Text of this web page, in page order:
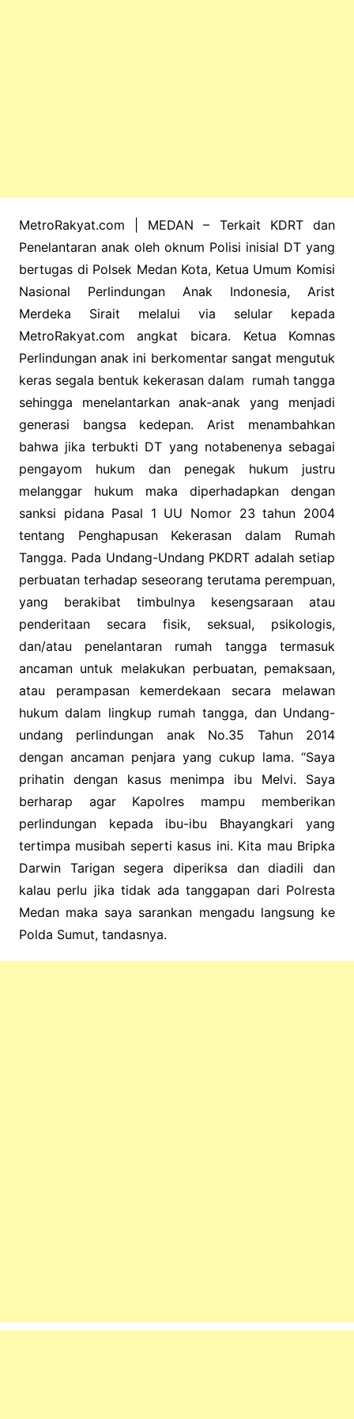
MetroRakyat.com | MEDAN – Terkait KDRT dan
Penelantaran anak oleh oknum Polisi inisial DT yang
bertugas di Polsek Medan Kota, Ketua Umum Komisi
Nasional Perlindungan Anak Indonesia, Arist
Merdeka Sirait melalui via selular kepada
MetroRakyat.com angkat bicara. Ketua Komnas
Perlindungan anak ini berkomentar sangat mengutuk
keras segala bentuk kekerasan dalam rumah tangga
sehingga menelantarkan anak-anak yang menjadi
generasi bangsa kedepan. Arist menambahkan
bahwa jika terbukti DT yang notabenenya sebagai
pengayom hukum dan penegak hukum justru
melanggar hukum maka diperhadapkan dengan
sanksi pidana Pasal 1 UU Nomor 23 tahun 2004
tentang Penghapusan Kekerasan dalam Rumah
Tangga. Pada Undang-Undang PKDRT adalah setiap
perbuatan terhadap seseorang terutama perempuan,
yang berakibat timbulnya kesengsaraan atau
penderitaan secara fisik, seksual, psikologis,
dan/atau penelantaran rumah tangga termasuk
ancaman untuk melakukan perbuatan, pemaksaan,
atau perampasan kemerdekaan secara melawan
hukum dalam lingkup rumah tangga, dan Undang-
undang perlindungan anak No.35 Tahun 2014
dengan ancaman penjara yang cukup lama. “Saya
prihatin dengan kasus menimpa ibu Melvi. Saya
berharap agar Kapolres mampu memberikan
perlindungan kepada ibu-ibu Bhayangkari yang
tertimpa musibah seperti kasus ini. Kita mau Bripka
Darwin Tarigan segera diperiksa dan diadili dan
kalau perlu jika tidak ada tanggapan dari Polresta
Medan maka saya sarankan mengadu langsung ke
Polda Sumut, tandasnya.